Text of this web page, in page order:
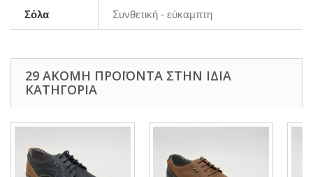
Σόλα Συνθετική - εύκαμπτη
29 ΑΚΌΜΗ ΠΡΟΪΌΝΤΑ ΣΤΗΝ ΊΔΙΑ
ΚΑΤΗΓΟΡΊΑ